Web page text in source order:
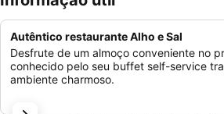
Autêntico restaurante Alho e Sal
Desfrute de um almoço conveniente no
conhecido pelo seu buffet self-service
ambiente charmoso.